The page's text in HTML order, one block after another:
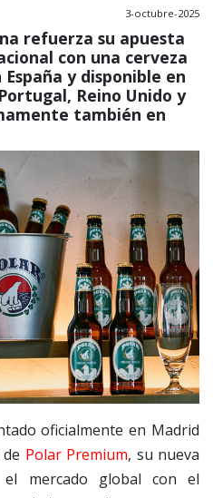
3-octubre-2025
refuerza su apuesta
con una cerveza
y disponible en
Reino Unido y
también en
oficialmente en Madrid
Polar Premium, su nueva
el mercado global con el